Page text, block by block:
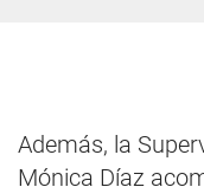
Además, la
Mónica Díaz